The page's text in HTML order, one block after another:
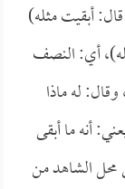
أبقيت مثله)
أي: النصف
له ماذا
أنه ما أبقى
محل الشاهد من